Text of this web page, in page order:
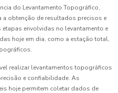
do Levantamento Topográfico,
obtenção de resultados precisos e
envolvidas no levantamento e
hoje em dia, como a estação total,
realizar levantamentos topográficos
e confiabilidade. As
hoje permitem coletar dados de